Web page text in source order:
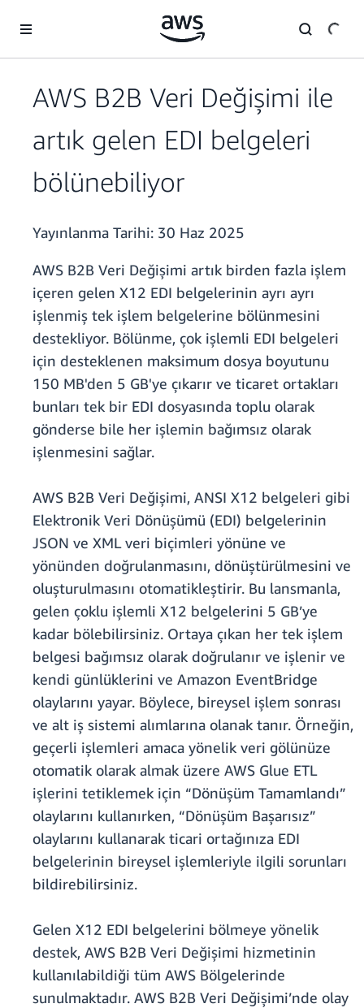
AWS B2B Veri Değişimi ile
artık gelen EDI belgeleri
bölünebiliyor
Yayınlanma Tarihi: 30 Haz 2025
AWS B2B Veri Değişimi artık birden fazla işlem
içeren gelen X12 EDI belgelerinin ayrı ayrı
işlenmiş tek işlem belgelerine bölünmesini
destekliyor. Bölünme, çok işlemli EDI belgeleri
için desteklenen maksimum dosya boyutunu
150 MB'den 5 GB'ye çıkarır ve ticaret ortakları
bunları tek bir EDI dosyasında toplu olarak
gönderse bile her işlemin bağımsız olarak
işlenmesini sağlar.
AWS B2B Veri Değişimi, ANSI X12 belgeleri gibi
Elektronik Veri Dönüşümü (EDI) belgelerinin
JSON ve XML veri biçimleri yönüne ve
yönünden doğrulanmasını, dönüştürülmesini ve
oluşturulmasını otomatikleştirir. Bu lansmanla,
gelen çoklu işlemli X12 belgelerini 5 GB’ye
kadar bölebilirsiniz. Ortaya çıkan her tek işlem
belgesi bağımsız olarak doğrulanır ve işlenir ve
kendi günlüklerini ve Amazon EventBridge
olaylarını yayar. Böylece, bireysel işlem sonrası
ve alt iş sistemi alımlarına olanak tanır. Örneğin,
geçerli işlemleri amaca yönelik veri gölünüze
otomatik olarak almak üzere AWS Glue ETL
işlerini tetiklemek için “Dönüşüm Tamamlandı”
olaylarını kullanırken, “Dönüşüm Başarısız”
olaylarını kullanarak ticari ortağınıza EDI
belgelerinin bireysel işlemleriyle ilgili sorunları
bildirebilirsiniz.
Gelen X12 EDI belgelerini bölmeye yönelik
destek, AWS B2B Veri Değişimi hizmetinin
kullanılabildiği tüm AWS Bölgelerinde
sunulmaktadır. AWS B2B Veri Değişimi’nde olay